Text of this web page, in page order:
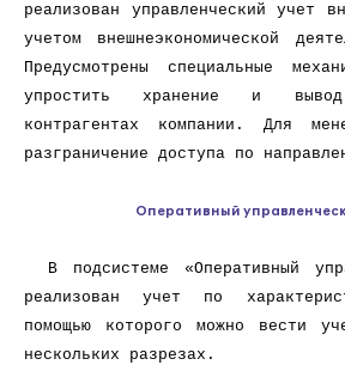
реализован управленческий учет
учетом внешнеэкономической
Предусмотрены специальные
упростить хранение и
контрагентах компании. Для
разграничение доступа по
Оперативный
В подсистеме «Оперативный
реализован учет по
помощью которого можно вести
нескольких разрезах.